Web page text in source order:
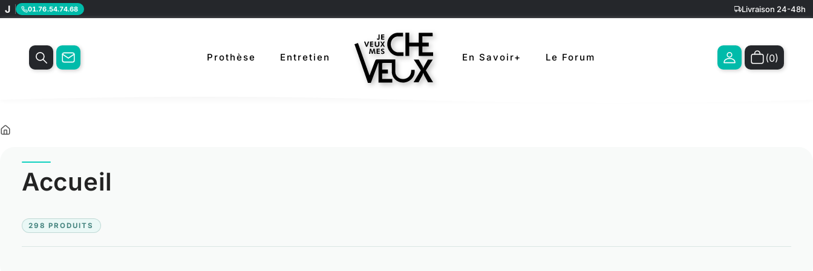
J 01.76.54.74.68 Livraison 24-48h
Prothèse Entretien En Savoir+ Le Forum (0)
Accueil
298 PRODUITS